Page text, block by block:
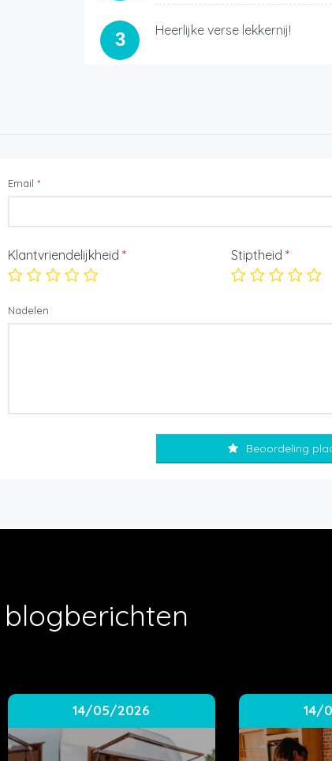
3 Heerlijke verse lekkernij!
Email *
Klantvriendelijkheid * Stiptheid *
Nadelen
Beoordeling
14/05/2026 14/